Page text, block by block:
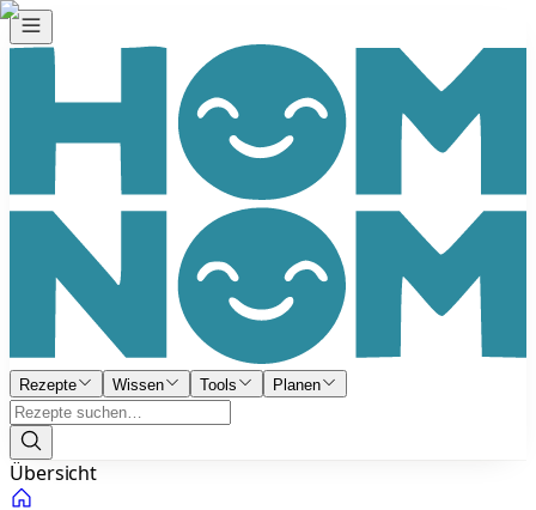
Rezepte Wissen Tools Planen
Übersicht